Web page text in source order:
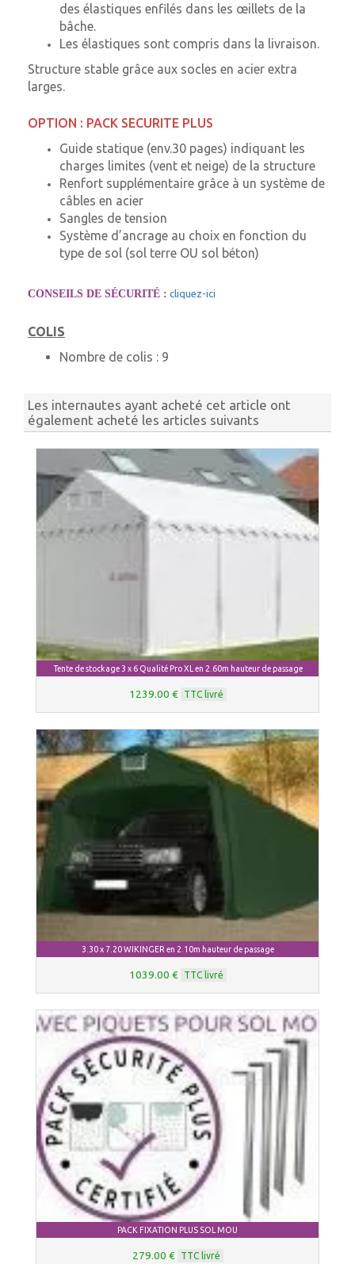
des élastiques enfilés dans les œillets de la
bâche.
Les élastiques sont compris dans la livraison.
Structure stable grâce aux socles en acier extra
larges.
OPTION : PACK SECURITE PLUS
Guide statique (env.30 pages) indiquant les
charges limites (vent et neige) de la structure
Renfort supplémentaire grâce à un système de
câbles en acier
Sangles de tension
Système d’ancrage au choix en fonction du
type de sol (sol terre OU sol béton)
CONSEILS DE SÉCURITÉ : cliquez-ici
COLIS
Nombre de colis : 9
Les internautes ayant acheté cet article ont
également acheté les articles suivants
Tente de stockage 3 x 6 Qualité Pro XL en 2.60m hauteur de passage
1239.00 € TTC livré
3.30 x 7.20 WIKINGER en 2.10m hauteur de passage
1039.00 € TTC livré
PACK FIXATION PLUS SOL MOU
279.00 € TTC livré